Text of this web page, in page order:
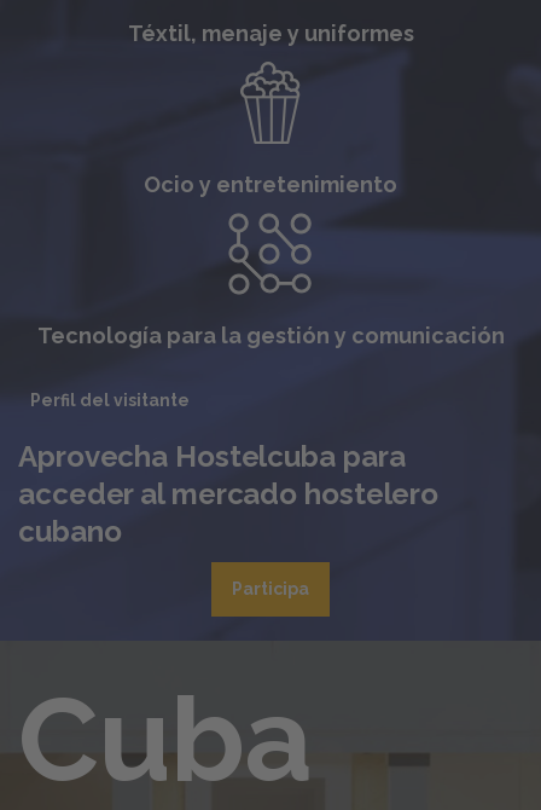
Téxtil, menaje y uniformes
Ocio y entretenimiento
Tecnología para la gestión y comunicación
Perfil del visitante
Aprovecha Hostelcuba para
acceder al mercado hostelero
cubano
Participa
Cuba